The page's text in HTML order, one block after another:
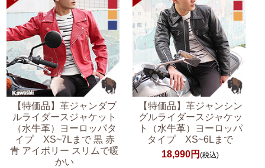
【特価品】革ジャンダブ
ルライダースジャケット
（水牛革）ヨーロッパタ
イプ XS~7Lまで 黒 赤
青 アイボリー スリムで暖
かい
【特価品】革ジャンシン
グルライダースジャケッ
ト（水牛革）ヨーロッパ
タイプ XS~6Lまで
18,990円(税込)